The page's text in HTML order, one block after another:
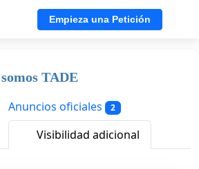
Empieza una Petición
TADE
Anuncios oficiales 2
Visibilidad adicional